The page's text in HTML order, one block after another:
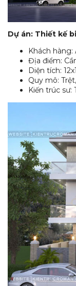
Dự án: Thiết kế
Khách
Địa điểm:
Diện tích:
Quy mô:
Kiến trúc sư: